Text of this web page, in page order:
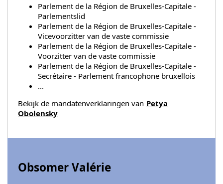
Parlement de la Région de Bruxelles-Capitale -
Parlementslid
Parlement de la Région de Bruxelles-Capitale -
Vicevoorzitter van de vaste commissie
Parlement de la Région de Bruxelles-Capitale -
Voorzitter van de vaste commissie
Parlement de la Région de Bruxelles-Capitale -
Secrétaire - Parlement francophone bruxellois
...
Bekijk de mandatenverklaringen van Petya
Obolensky
Obsomer Valérie